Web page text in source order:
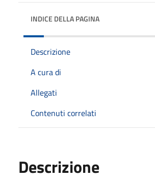
INDICE DELLA PAGINA
Descrizione
A cura di
Allegati
Contenuti correlati
Descrizione